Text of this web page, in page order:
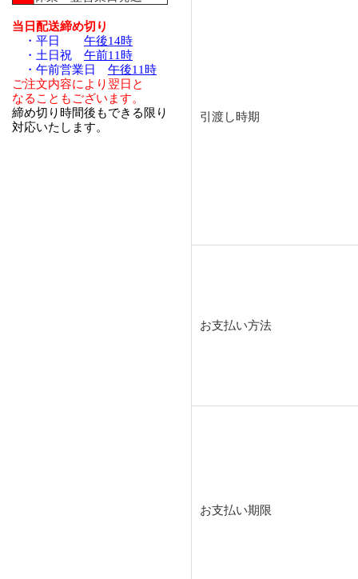
当日配送締め切り
・平日 午後14時
・土日祝 午前11時
・午前営業日 午後11時
ご注文内容により翌日と
なることもございます。
締め切り時間後もできる限り
対応いたします。
引渡し時期
お支払い方法
お支払い期限